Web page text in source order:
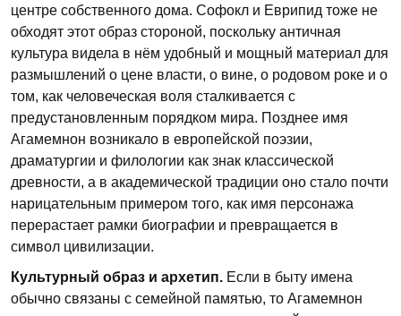
центре собственного дома. Софокл и Еврипид тоже не
обходят этот образ стороной, поскольку античная
культура видела в нём удобный и мощный материал для
размышлений о цене власти, о вине, о родовом роке и о
том, как человеческая воля сталкивается с
предустановленным порядком мира. Позднее имя
Агамемнон возникало в европейской поэзии,
драматургии и филологии как знак классической
древности, а в академической традиции оно стало почти
нарицательным примером того, как имя персонажа
перерастает рамки биографии и превращается в
символ цивилизации.
Культурный образ и архетип. Если в быту имена
обычно связаны с семейной памятью, то Агамемнон